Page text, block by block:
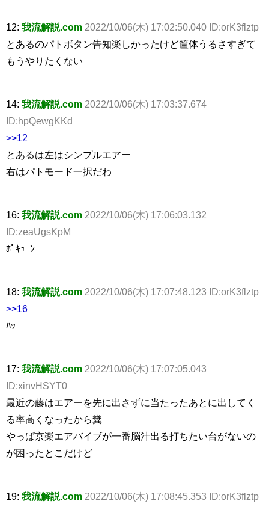
12: 我流解説.com 2022/10/06(木) 17:02:50.040 ID:orK3flztp
とあるのパトボタン告知楽しかったけど筐体うるさすぎて
もうやりたくない
14: 我流解説.com 2022/10/06(木) 17:03:37.674
ID:hpQewgKKd
>>12
とあるは左はシンプルエアー
右はパトモード一択だわ
16: 我流解説.com 2022/10/06(木) 17:06:03.132
ID:zeaUgsKpM
ﾎﾟｷｭｰﾝ
18: 我流解説.com 2022/10/06(木) 17:07:48.123 ID:orK3flztp
>>16
ﾊｯ
17: 我流解説.com 2022/10/06(木) 17:07:05.043
ID:xinvHSYT0
最近の藤はエアーを先に出さずに当たったあとに出してく
る率高くなったから糞
やっぱ京楽エアバイブが一番脳汁出る打ちたい台がないの
が困ったとこだけど
19: 我流解説.com 2022/10/06(木) 17:08:45.353 ID:orK3flztp